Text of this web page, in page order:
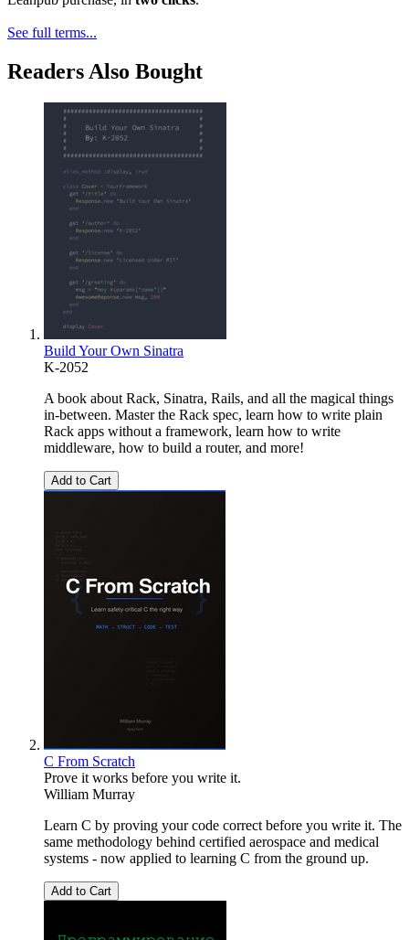
See full terms...
Readers Also Bought
Build Your Own Sinatra
K-2052
A book about Rack, Sinatra, Rails, and all the magical things
in-between. Master the Rack spec, learn how to write plain
Rack apps without a framework, learn how to write
middleware, how to build a router, and more!
Add to Cart
C From Scratch
Prove it works before you write it.
William Murray
Learn C by proving your code correct before you write it. The
same methodology behind certified aerospace and medical
systems - now applied to learning C from the ground up.
Add to Cart